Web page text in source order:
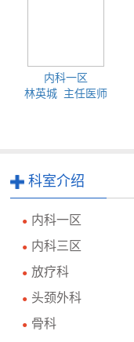
内科一区
林英城 主任医师
科室介绍
● 内科一区
● 内科三区
● 放疗科
● 头颈外科
● 骨科